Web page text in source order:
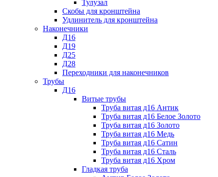
Тулузал
Скобы для кронштейна
Удлинитель для кронштейна
Наконечники
Д16
Д19
Д25
Д28
Переходники для наконечников
Трубы
Д16
Витые трубы
Труба витая д16 Антик
Труба витая д16 Белое Золото
Труба витая д16 Золото
Труба витая д16 Медь
Труба витая д16 Сатин
Труба витая д16 Сталь
Труба витая д16 Хром
Гладкая труба